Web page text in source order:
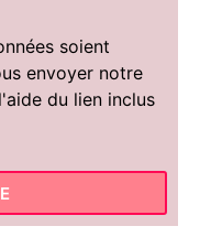
soient
envoyer notre
du lien inclus